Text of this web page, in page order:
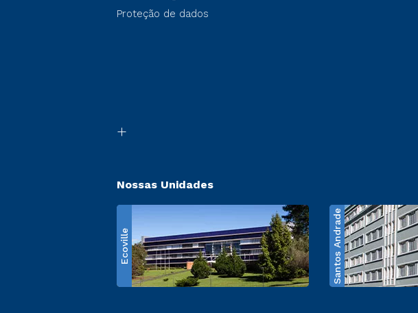
Proteção de dados
Nossas Unidades
Ecoville Santos Andrade